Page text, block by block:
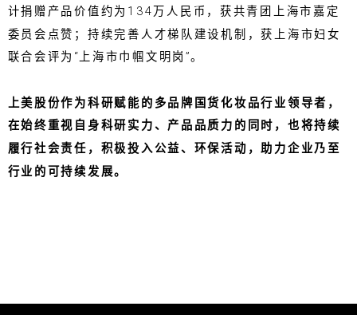
计捐赠产品价值约为134万人民币，获共青团上海市嘉定
委员会点赞；持续完善人才梯队建设机制，获上海市妇女
联合会评为“上海市巾帼文明岗”。
上美股份作为科研赋能的多品牌国货化妆品行业领导者，
在始终重视自身科研实力、产品品质力的同时，也将持续
履行社会责任，积极投入公益、环保活动，助力企业乃至
行业的可持续发展。